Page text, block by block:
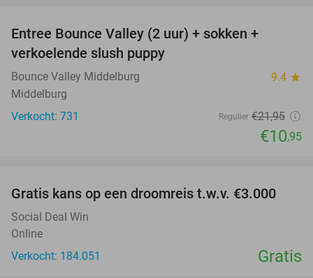
Entree Bounce Valley (2 uur) + sokken +
verkoelende slush puppy
Bounce Valley Middelburg 9.4 star
Middelburg
Verkocht: 731
Regulier €21,95
€10,95
Gratis kans op een droomreis t.w.v. €3.000
Social Deal Win
Online
Verkocht: 184.051
Gratis